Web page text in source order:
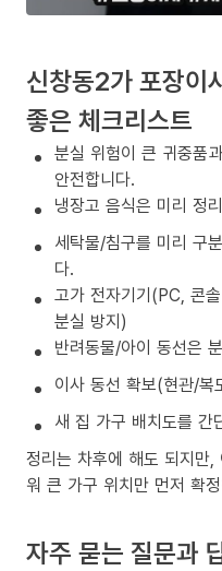
신창동2가 포장이
좋은 체크리스트
분실 위험이 큰 귀중품
안전합니다.
냉장고 음식은 미리 정
세탁물/침구를 미리 구
다.
고가 전자기기(PC, 콘
분실 방지)
반려동물/아이 동선은
이사 동선 확보(현관/복
새 집 가구 배치도를 간
정리는 차후에 해도 되지만
워 큰 가구 위치만 먼저 확
자주 묻는 질문과